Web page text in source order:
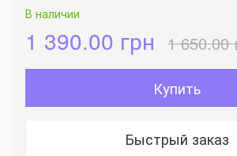
В наличии
1 390.00 грн 1 650.00
Купить
Быстрый заказ